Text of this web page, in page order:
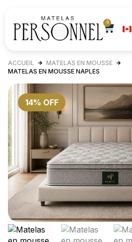
EN
0
ACCUEIL
MATELAS EN MOUSSE
MATELAS EN MOUSSE NAPLES
14% OFF